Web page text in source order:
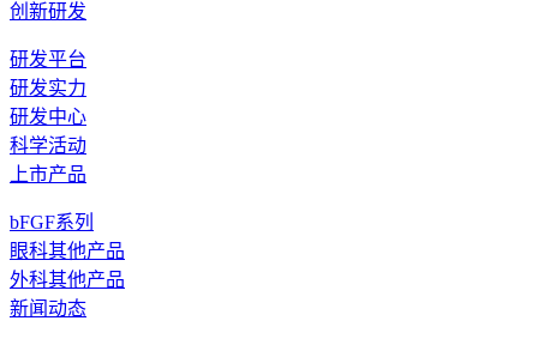
创新研发
研发平台
研发实力
研发中心
科学活动
上市产品
bFGF系列
眼科其他产品
外科其他产品
新闻动态